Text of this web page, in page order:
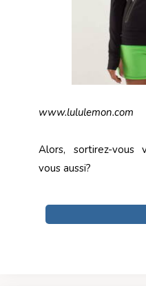
www.lululemon.com
Alors, sortirez-vous
vous aussi?